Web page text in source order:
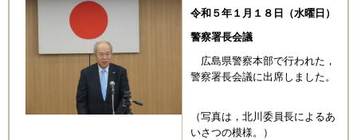
令和５年１月１８ 日（水曜日）
警察署長会議
広島県警察本部で行われた，
警察署長会議に出席しました。
（写真は，北川委員長によるあ
いさつの模様。）